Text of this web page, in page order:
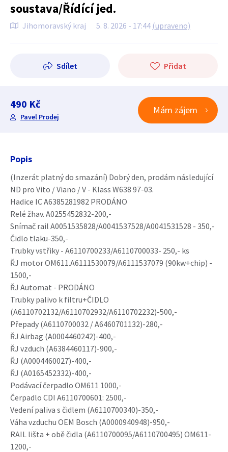
soustava/Řídící jed.
Jihomoravský kraj 5. 8. 2026 - 17:44 (upraveno)
Sdílet Přidat
490 Kč
Pavel Prodej
Mám zájem
Popis
(Inzerát platný do smazání) Dobrý den, prodám následující
ND pro Vito / Viano / V - Klass W638 97-03.
Hadice IC A6385281982 PRODÁNO
Relé žhav. A0255452832-200,-
Snímač rail A0051535828/A0041537528/A0041531528 - 350,-
Čidlo tlaku-350,-
Trubky vstřiky - A6110700233/A6110700033- 250,- ks
ŘJ motor OM611.A6111530079/A6111537079 (90kw+chip) -
1500,-
ŘJ Automat - PRODÁNO
Trubky palivo k filtru+ČIDLO
(A6110702132/A6110702932/A6110702232)-500,-
Přepady (A6110700032 / A6460701132)-280,-
ŘJ Airbag (A0004460242)-400,-
ŘJ vzduch (A6384460117)-900,-
ŘJ (A0004460027)-400,-
ŘJ (A0165452332)-400,-
Podávací čerpadlo OM611 1000,-
Čerpadlo CDI A6110700601: 2500,-
Vedení paliva s čidlem (A6110700340)-350,-
Váha vzduchu OEM Bosch (A0000940948)-950,-
RAIL lišta + obě čidla (A6110700095/A6110700495) OM611-
1200,-